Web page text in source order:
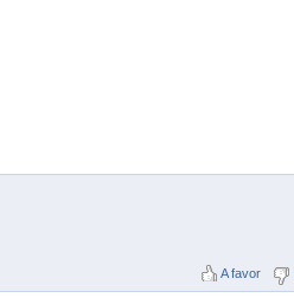
A favor